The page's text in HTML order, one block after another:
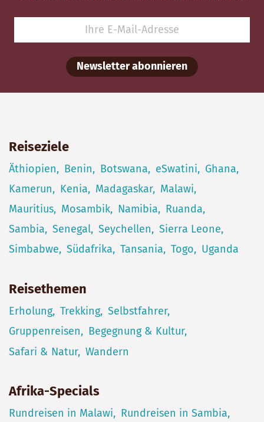
Newsletter abonnieren
Reiseziele
Äthiopien Benin Botswana eSwatini
Ghana
Kamerun
Kenia Madagaskar
Malawi
Mauritius
Mosambik Namibia
Ruanda
Sambia
Senegal Seychellen
Sierra Leone
Simbabwe
Südafrika Tansania Togo Uganda
Reisethemen
Erholung Trekking Selbstfahrer
Gruppenreisen
Begegnung & Kultur
Safari & Natur Wandern
Afrika-Specials
Rundreisen in Malawi
Rundreisen in Sambia